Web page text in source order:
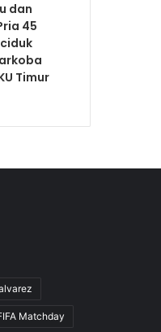
dan
45
Timur
Matchday